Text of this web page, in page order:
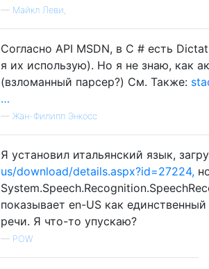
— Майкл Леви,
Согласно API MSDN, в C # есть
я их использую). Но я не знаю, как
(взломанный парсер?) См. Также:
…
— Жан-Филипп Энкосс
Я установил итальянский язык,
us/download/details.aspx?id=27224,
показывает en-US как
речи. Я что-то упускаю?
— POW